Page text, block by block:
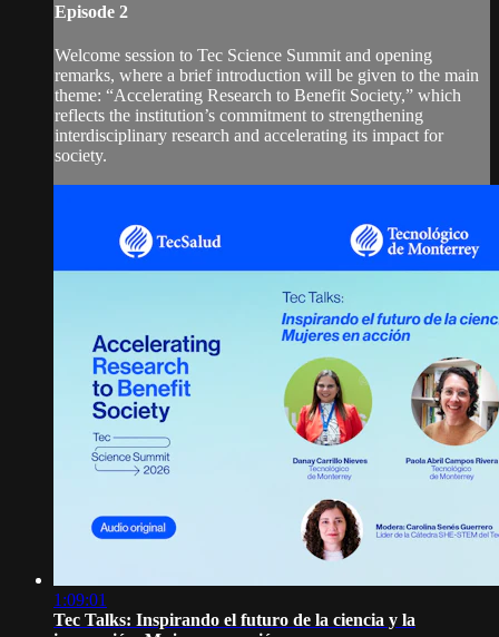
Episode 2
Welcome session to Tec Science Summit and opening
remarks, where a brief introduction will be given to the main
theme: “Accelerating Research to Benefit Society,” which
reflects the institution’s commitment to strengthening
interdisciplinary research and accelerating its impact for
society.
1:09:01
Tec Talks: Inspirando el futuro de la ciencia y la